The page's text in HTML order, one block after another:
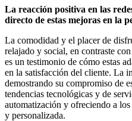
La reacción positiva en las
directo de estas mejoras en la
La comodidad y el placer de
relajado y social, en contraste
es un testimonio de cómo estas
en la satisfacción del cliente. La
demostrando su compromiso de
tendencias tecnológicas y de
automatización y ofreciendo a
y personalizada.